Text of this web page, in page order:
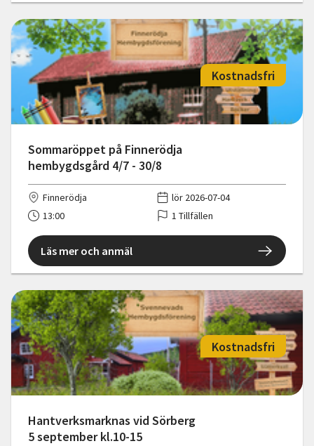
Sommaröppet på Finnerödja
hembygdsgård 4/7 - 30/8
Kostnadsfri
Finnerödja
lör 2026-07-04
13:00
1 Tillfällen
Läs mer och anmäl
Hantverksmarknas vid Sörberg
5 september kl.10-15
Kostnadsfri